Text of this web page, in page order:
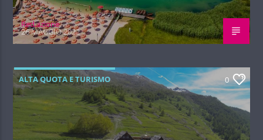
Red.azione
26 MAGGIO 2022
ALTA QUOTA E TURISMO 0